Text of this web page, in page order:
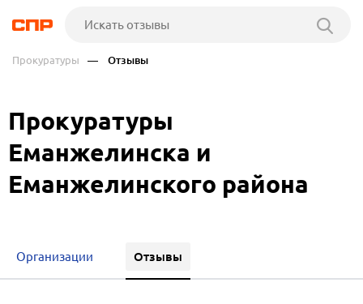
Прокуратуры — Отзывы
Прокуратуры
Еманжелинска и
Еманжелинского района
Организации Отзывы